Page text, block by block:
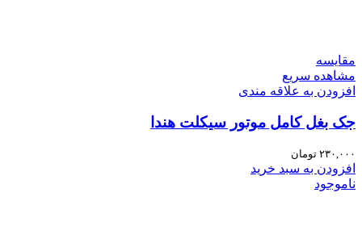
مقایسه
مشاهده سریع
افزودن به علاقه مندی
جک بغل کامل موتور سیکلت هندا
۲۳۰,۰۰۰ تومان
افزودن به سبد خرید
ناموجود